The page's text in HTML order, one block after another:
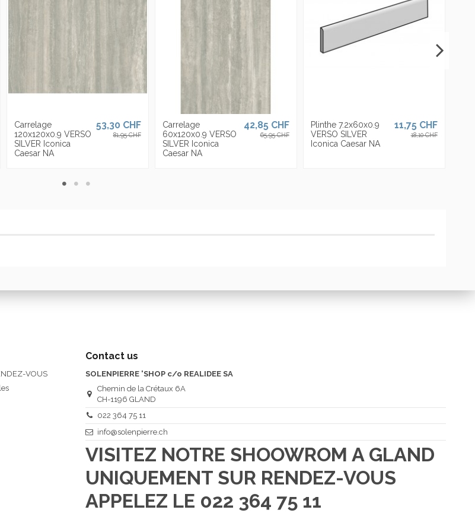
Carrelage
120x120x0.9 VERSO
SILVER Iconica
Caesar NA
53,30 CHF
81,95 CHF
Carrelage
60x120x0.9 VERSO
SILVER Iconica
Caesar NA
42,85 CHF
65,95 CHF
Plinthe 7.2x60x0.9
VERSO SILVER
Iconica Caesar NA
11,75 CHF
18,10 CHF
VOUS
Contact us
SOLENPIERRE 'SHOP c/o REALIDEE SA
Chemin de la Crétaux 6A
CH-1196 GLAND
022 364 75 11
info@solenpierre.ch
VISITEZ NOTRE SHOOWROM A GLAND
UNIQUEMENT SUR RENDEZ-VOUS
APPELEZ LE 022 364 75 11